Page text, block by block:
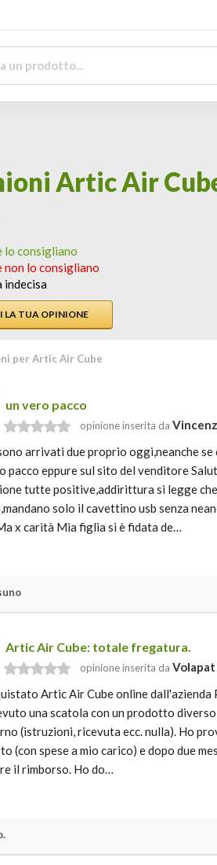
Artic Air
lo consigliano
non lo consigliano
indecisa
LA TUA OPINIONE
per Artic Air Cube
un vero pacco
opinione inserita da
arrivati due proprio oggi,neanche
pacco eppure sul sito del venditore
tutte positive,addirittura si legge
solo il cavettino usb senza
x carità Mia figlia si è fidata de…
Artic Air Cube: totale fregatura.
opinione inserita da Volapat
Artic Air Cube online
una scatola con un prodotto
(istruzioni, ricevuta ecc. nulla). Ho
(con spese a mio carico) e dopo due
il rimborso. Ho do…